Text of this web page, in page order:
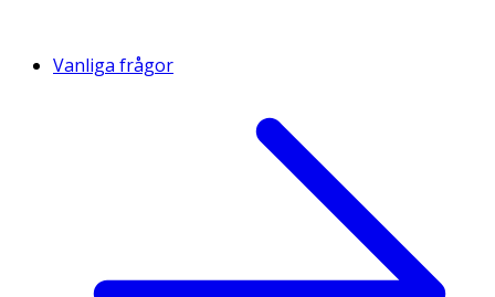
Vanliga frågor